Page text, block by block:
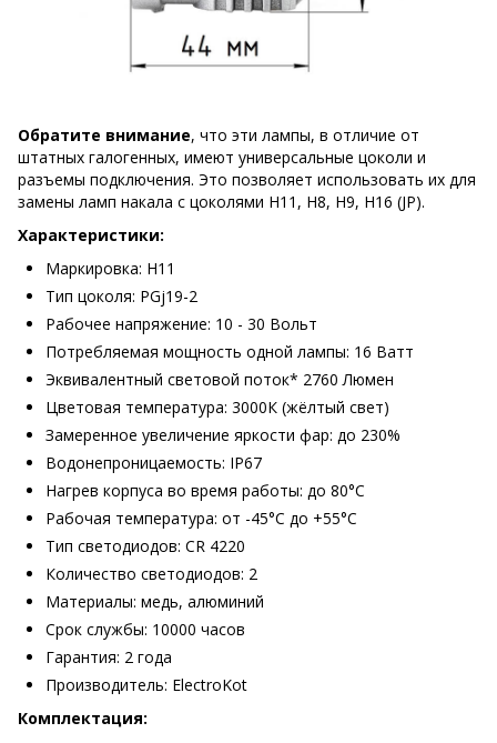
Обратите внимание, что эти лампы, в отличие от
штатных галогенных, имеют универсальные цоколи и
разъемы подключения. Это позволяет использовать их для
замены ламп накала с цоколями H11, H8, H9, H16 (JP).
Характеристики:
Маркировка: H11
Тип цоколя: PGj19-2
Рабочее напряжение: 10 - 30 Вольт
Потребляемая мощность одной лампы: 16 Ватт
Эквивалентный световой поток* 2760 Люмен
Цветовая температура: 3000К (жёлтый свет)
Замеренное увеличение яркости фар: до 230%
Водонепроницаемость: IP67
Нагрев корпуса во время работы: до 80°С
Рабочая температура: от -45°С до +55°С
Тип светодиодов: CR 4220
Количество светодиодов: 2
Материалы: медь, алюминий
Срок службы: 10000 часов
Гарантия: 2 года
Производитель: ElectroKot
Комплектация: